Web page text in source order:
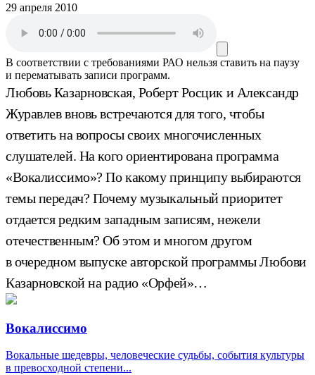
29 апреля 2010
В соответствии с требованиями РАО нельзя ставить на паузу
и перематывать записи программ.
Любовь Казарновская, Роберт Росцик и Александр
Журавлев вновь встречаются для того, чтобы
ответить на вопросы своих многочисленных
слушателей. На кого ориентирована программа
«Вокалиссимо»? По какому принципу выбираются
темы передач? Почему музыкальный приоритет
отдается редким западным записям, нежели
отечественным? Об этом и многом другом
в очередном выпуске авторской программы Любови
Казарновской на радио «Орфей»…
Вокалиссимо
Вокальные шедевры, человеческие судьбы, события культуры
в превосходной степени...